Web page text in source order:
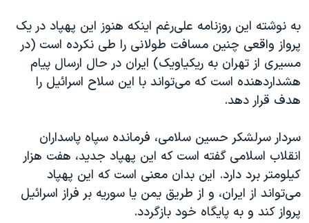
همایش محافظه‌کاران آمریکا «سی‌پک»
صفحه‌های ویژه
سفر پرزیدنت ترامپ به چین
به نوشته این روزنامه علی‌رغم اینکه هنوز این پهپاد در یک
پرواز واقعی چنین مسافت طولانی را طی نکرده است (در
مسیری از تهران به ریکیاویک) ایران در حال ارسال پیام
هشداردهنده است که می‌تواند با این‌ سلاح اسرائیل را
هدف قرار دهد.
سردار سرلشکر حسین سلامی، فرمانده سپاه پاسداران
انقلاب اسلامی گفته است که این پهپاد جدید، هفت هزار
کیلومتر برد دارد. این بدان معنی است که این پهپاد
می‌تواند از ایران، و از طریق یمن یا سوریه بر فراز اسرائیل
پرواز کند و به پایگاه خود بازگردد.